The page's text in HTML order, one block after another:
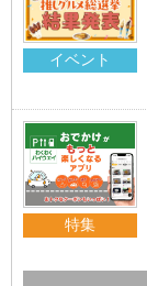
イベント
特集